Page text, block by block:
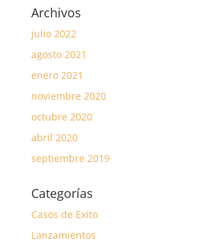
Archivos
julio 2022
agosto 2021
enero 2021
noviembre 2020
octubre 2020
abril 2020
septiembre 2019
Categorías
Casos de Exito
Lanzamientos